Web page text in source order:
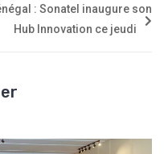
: Sonatel inaugure son
Hub Innovation ce jeudi